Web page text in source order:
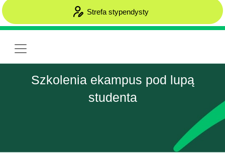
Strefa stypendysty
Szkolenia ekampus pod lupą
studenta